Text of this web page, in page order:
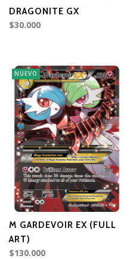
DRAGONITE GX
$30.000
NUEVO
M GARDEVOIR EX (FULL
ART)
$130.000